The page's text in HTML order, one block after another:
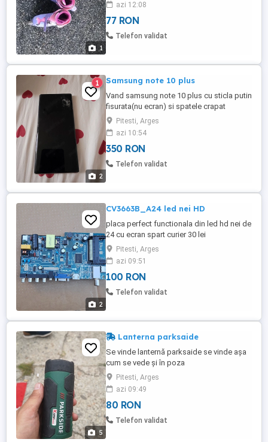
1
azi 12:08
77 RON
Telefon validat
2
1 Samsung note 10 plus
Vand samsung note 10 plus cu sticla putin
fisurata(nu ecran) si spatele crapat
Pitesti, Arges
azi 10:54
350 RON
Telefon validat
2
CV3663B_A24 led nei HD
placa perfect functionala din led hd nei de
24 cu ecran spart curier 30 lei
Pitesti, Arges
azi 09:51
100 RON
Telefon validat
5
Lanterna parksaide
Se vinde lanternă parksaide se vinde așa
cum se vede și în poza
Pitesti, Arges
azi 09:49
80 RON
Telefon validat